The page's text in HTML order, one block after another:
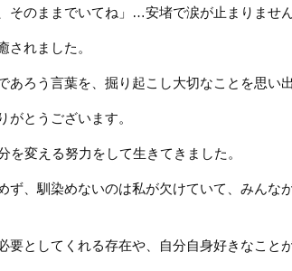
そのままでいてね」…安堵で涙が止まりません
されました。
あろう言葉を、掘り起こし大切なことを思い
とうございます。
を変える努力をして生きてきました。
ず、馴染めないのは私が欠けていて、みんな
要としてくれる存在や、自分自身好きなこと